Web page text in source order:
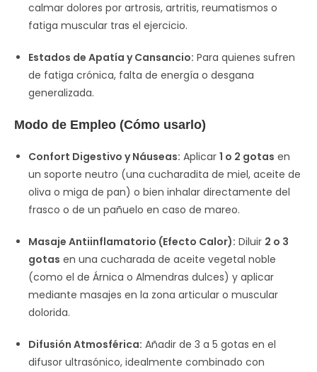
calmar dolores por artrosis, artritis, reumatismos o
fatiga muscular tras el ejercicio.
Estados de Apatía y Cansancio: Para quienes sufren
de fatiga crónica, falta de energía o desgana
generalizada.
Modo de Empleo (Cómo usarlo)
Confort Digestivo y Náuseas: Aplicar 1 o 2 gotas en
un soporte neutro (una cucharadita de miel, aceite de
oliva o miga de pan) o bien inhalar directamente del
frasco o de un pañuelo en caso de mareo.
Masaje Antiinflamatorio (Efecto Calor): Diluir 2 o 3
gotas en una cucharada de aceite vegetal noble
(como el de Árnica o Almendras dulces) y aplicar
mediante masajes en la zona articular o muscular
dolorida.
Difusión Atmosférica: Añadir de 3 a 5 gotas en el
difusor ultrasónico, idealmente combinado con